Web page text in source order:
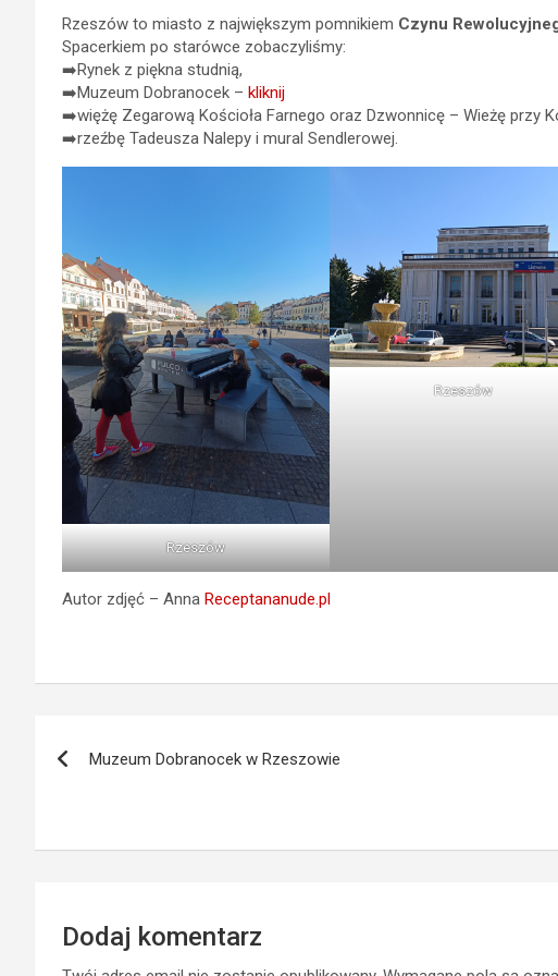
Rzeszów to miasto z największym pomnikiem Czynu
Spacerkiem po starówce zobaczyliśmy:
➡️Rynek z piękna studnią,
➡️Muzeum Dobranocek – kliknij
➡️więżę Zegarową Kościoła Farnego oraz Dzwonnicę – Wieżę przy
➡️rzeźbę Tadeusza Nalepy i mural Sendlerowej.
Rzeszów
Rzeszów
Autor zdjęć – Anna Receptananude.pl
wpisu
Muzeum Dobranocek w Rzeszowie
Dodaj komentarz